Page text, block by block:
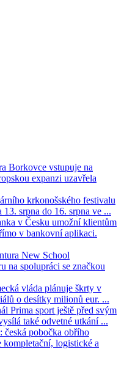
Borkovce vstupuje na
expanzi uzavřela
krkonošského festivalu
srpna do 16. srpna ve ...
v Česku umožní klientům
v bankovní aplikaci.
New School
na spolupráci se značkou
vláda plánuje škrty v
o desítky milionů eur. ...
Prima sport ještě před svým
také odvetné utkání ...
: česká pobočka obřího
logistické a